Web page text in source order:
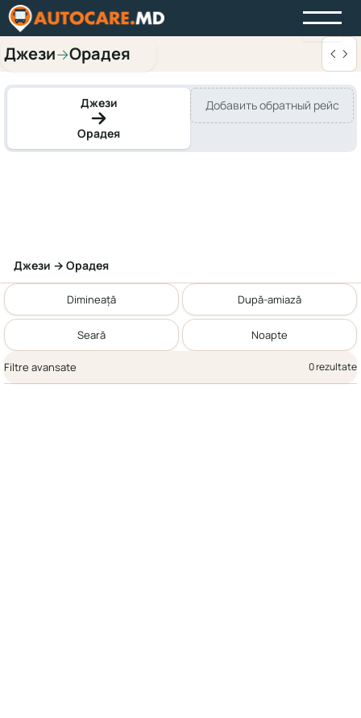
Джези→Орадея
Джези
Орадея
Добавить обратный рейс
Джези → Орадея
Dimineață După-amiază
Seară Noapte
Filtre avansate 0 rezultate